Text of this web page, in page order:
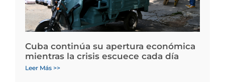
Cuba continúa su apertura económica
mientras la crisis escuece cada día
Leer Más >>